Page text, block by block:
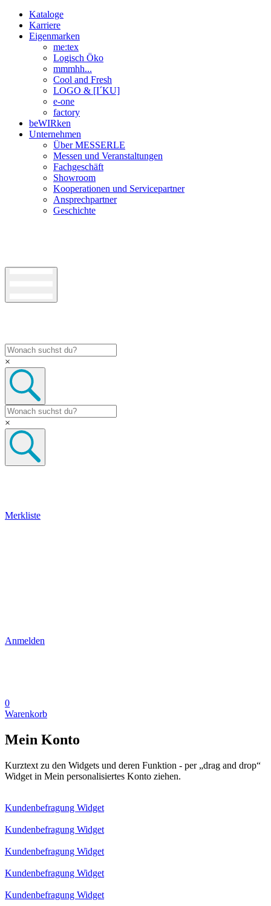
Kataloge
Karriere
Eigenmarken
me:tex
Logisch Öko
mmmhh...
Cool and Fresh
LOGO & [I´KU]
e-one
factory
beWIRken
Unternehmen
Über MESSERLE
Messen und Veranstaltungen
Fachgeschäft
Showroom
Kooperationen und Servicepartner
Ansprechpartner
Geschichte
×
×
Merkliste
Anmelden
0
Warenkorb
Mein Konto
Kurztext zu den Widgets und deren Funktion - per „drag and drop“
Widget in Mein personalisiertes Konto ziehen.
Kundenbefragung Widget
Kundenbefragung Widget
Kundenbefragung Widget
Kundenbefragung Widget
Kundenbefragung Widget